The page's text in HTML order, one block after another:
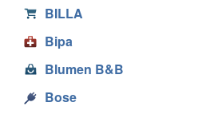
BILLA
Bipa
Blumen B&B
Bose